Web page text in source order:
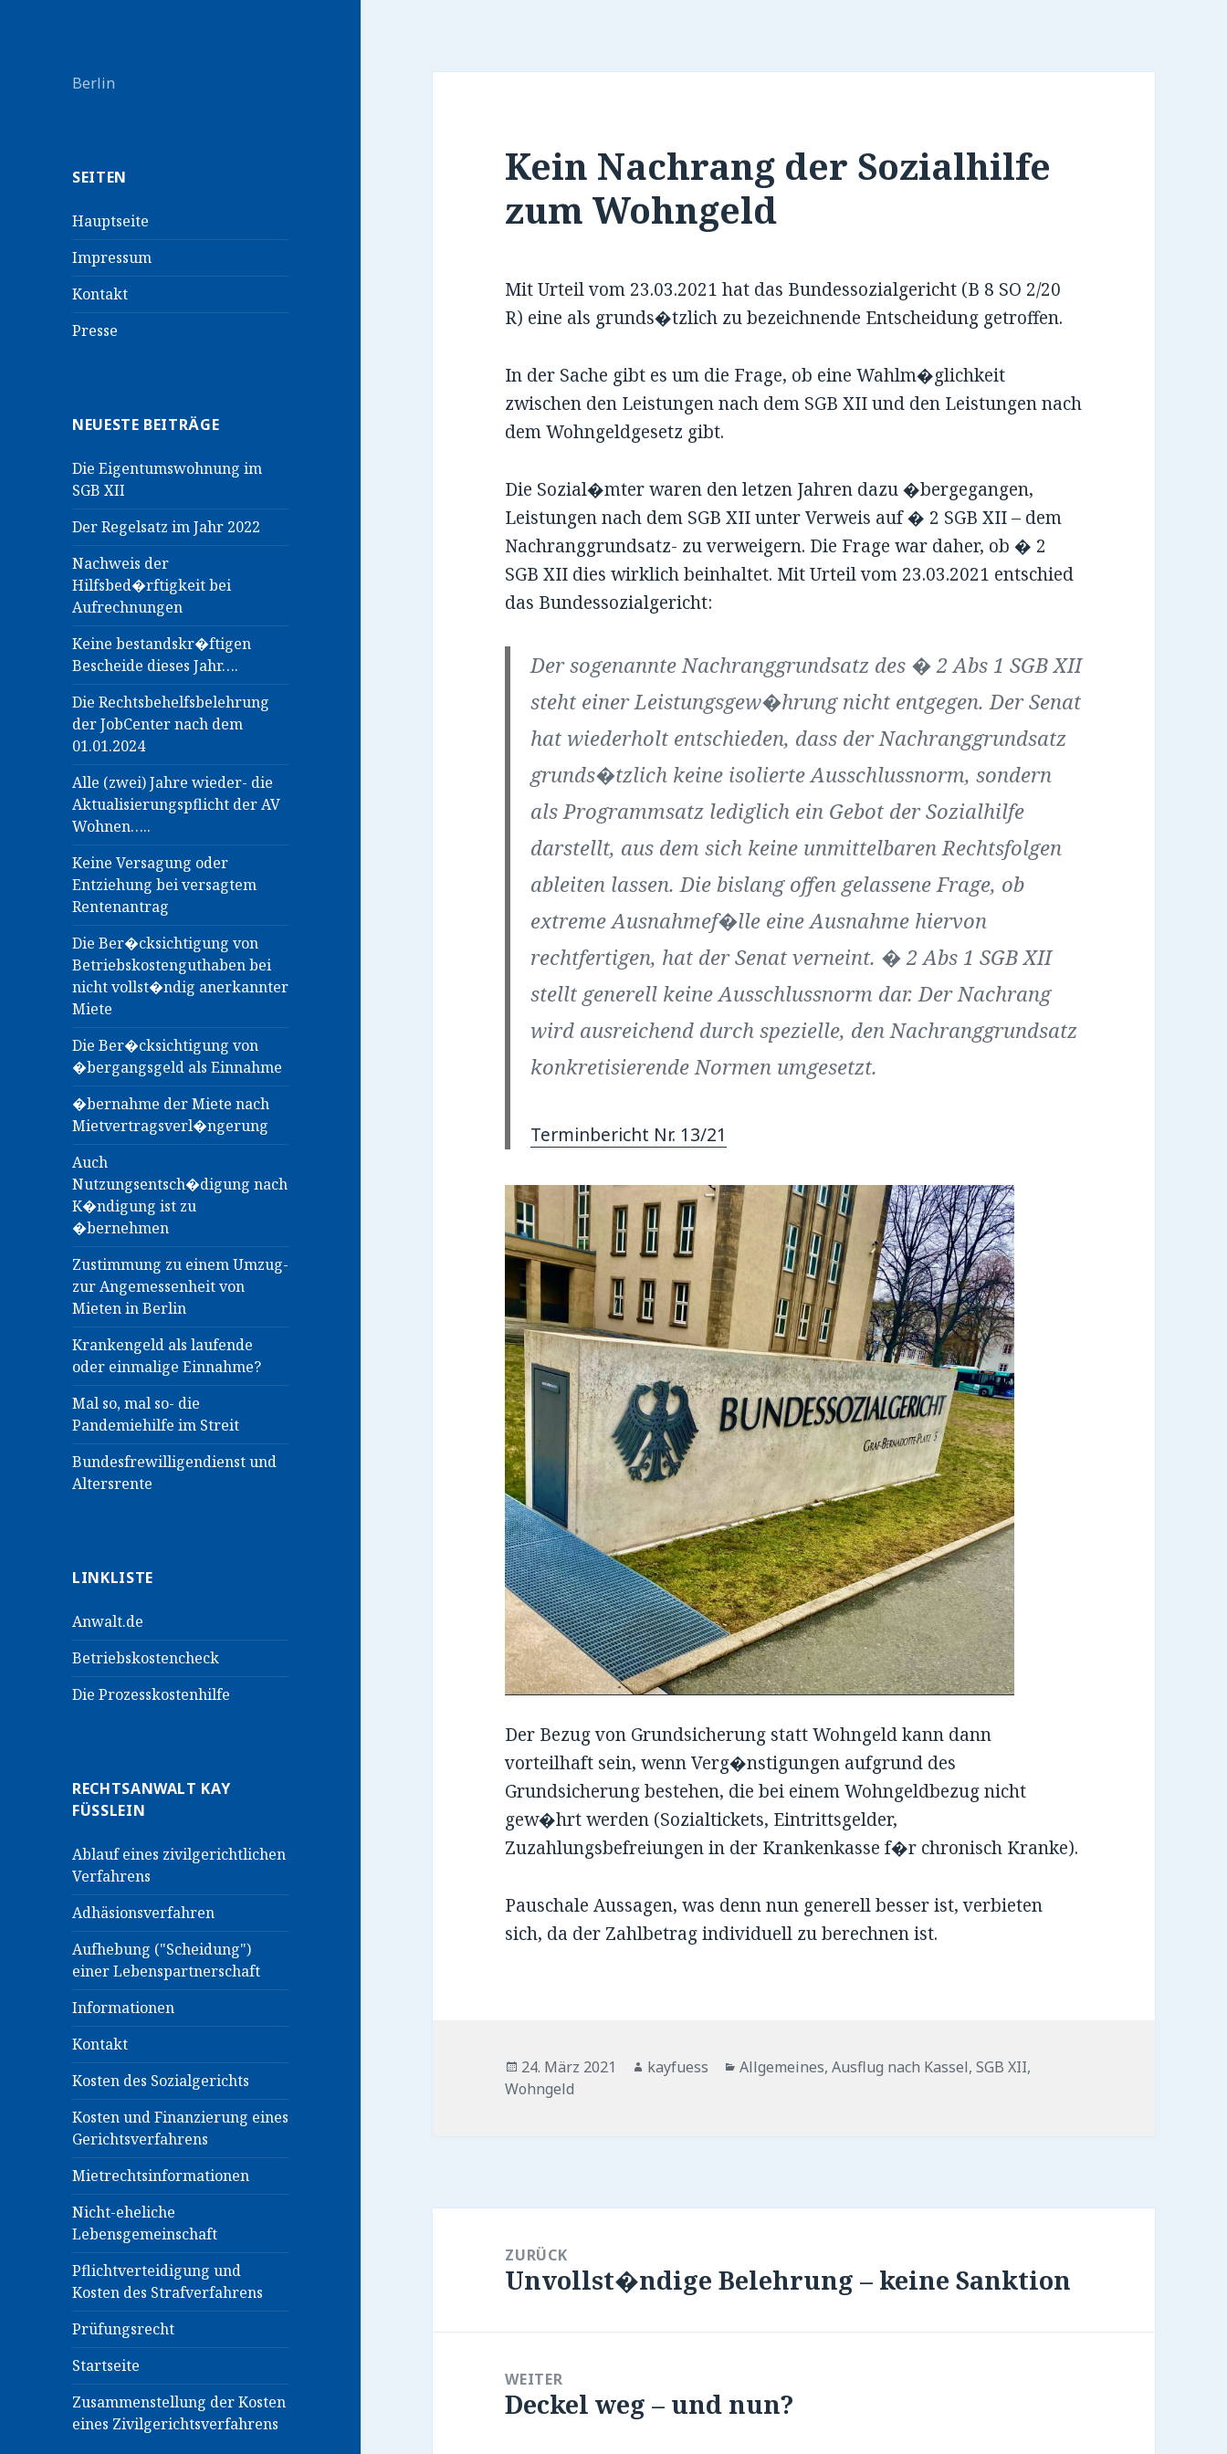
Berlin
SEITEN
Hauptseite
Impressum
Kontakt
Presse
NEUESTE BEITRÄGE
Die Eigentumswohnung im
SGB XII
Der Regelsatz im Jahr 2022
Nachweis der
Hilfsbed�rftigkeit bei
Aufrechnungen
Keine bestandskr�ftigen
Bescheide dieses Jahr….
Die Rechtsbehelfsbelehrung
der JobCenter nach dem
01.01.2024
Alle (zwei) Jahre wieder- die
Aktualisierungspflicht der AV
Wohnen…..
Keine Versagung oder
Entziehung bei versagtem
Rentenantrag
Die Ber�cksichtigung von
Betriebskostenguthaben bei
nicht vollst�ndig anerkannter
Miete
Die Ber�cksichtigung von
�bergangsgeld als Einnahme
�bernahme der Miete nach
Mietvertragsverl�ngerung
Auch
Nutzungsentsch�digung nach
K�ndigung ist zu
�bernehmen
Zustimmung zu einem Umzug-
zur Angemessenheit von
Mieten in Berlin
Krankengeld als laufende
oder einmalige Einnahme?
Mal so, mal so- die
Pandemiehilfe im Streit
Bundesfrewilligendienst und
Altersrente
LINKLISTE
Anwalt.de
Betriebskostencheck
Die Prozesskostenhilfe
RECHTSANWALT KAY
FÜSSLEIN
Ablauf eines zivilgerichtlichen
Verfahrens
Adhäsionsverfahren
Aufhebung ("Scheidung")
einer Lebenspartnerschaft
Informationen
Kontakt
Kosten des Sozialgerichts
Kosten und Finanzierung eines
Gerichtsverfahrens
Mietrechtsinformationen
Nicht-eheliche
Lebensgemeinschaft
Pflichtverteidigung und
Kosten des Strafverfahrens
Prüfungsrecht
Startseite
Zusammenstellung der Kosten
eines Zivilgerichtsverfahrens
Kein Nachrang der Sozialhilfe
zum Wohngeld
Mit Urteil vom 23.03.2021 hat das Bundessozialgericht (B 8 SO 2/20
R) eine als grunds�tzlich zu bezeichnende Entscheidung getroffen.
In der Sache gibt es um die Frage, ob eine Wahlm�glichkeit
zwischen den Leistungen nach dem SGB XII und den Leistungen nach
dem Wohngeldgesetz gibt.
Die Sozial�mter waren den letzen Jahren dazu �bergegangen,
Leistungen nach dem SGB XII unter Verweis auf � 2 SGB XII – dem
Nachranggrundsatz- zu verweigern. Die Frage war daher, ob � 2
SGB XII dies wirklich beinhaltet. Mit Urteil vom 23.03.2021 entschied
das Bundessozialgericht:
Der sogenannte Nachranggrundsatz des � 2 Abs 1 SGB XII
steht einer Leistungsgew�hrung nicht entgegen. Der Senat
hat wiederholt entschieden, dass der Nachranggrundsatz
grunds�tzlich keine isolierte Ausschlussnorm, sondern
als Programmsatz lediglich ein Gebot der Sozialhilfe
darstellt, aus dem sich keine unmittelbaren Rechtsfolgen
ableiten lassen. Die bislang offen gelassene Frage, ob
extreme Ausnahmef�lle eine Ausnahme hiervon
rechtfertigen, hat der Senat verneint. � 2 Abs 1 SGB XII
stellt generell keine Ausschlussnorm dar. Der Nachrang
wird ausreichend durch spezielle, den Nachranggrundsatz
konkretisierende Normen umgesetzt.
Terminbericht Nr. 13/21
Der Bezug von Grundsicherung statt Wohngeld kann dann
vorteilhaft sein, wenn Verg�nstigungen aufgrund des
Grundsicherung bestehen, die bei einem Wohngeldbezug nicht
gew�hrt werden (Sozialtickets, Eintrittsgelder,
Zuzahlungsbefreiungen in der Krankenkasse f�r chronisch Kranke).
Pauschale Aussagen, was denn nun generell besser ist, verbieten
sich, da der Zahlbetrag individuell zu berechnen ist.
Veröffentlicht
am
24. März 2021 Autor
kayfuess Kategorien
Allgemeines,Ausflug nach Kassel,SGB XII,
Wohngeld
ZURÜCK
Vorheriger
Unvollst�ndige Belehrung – keine Sanktion
WEITER
Nächster
Deckel weg – und nun?